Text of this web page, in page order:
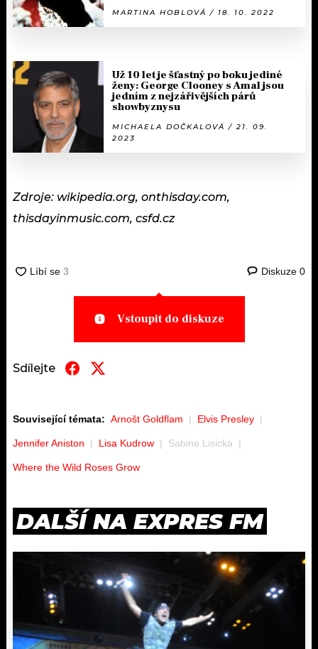
MARTINA HOBLOVÁ / 18. 10. 2022
Už 10 let je šťastný po boku jediné
ženy: George Clooney s Amal jsou
jedním z nejzářivějších párů
showbyznysu
MICHAELA DOČKALOVÁ / 21. 09.
2023
Zdroje: wikipedia.org, onthisday.com,
thisdayinmusic.com, csfd.cz
Diskuze 0
Vstoupit do diskuze
Sdílejte
Související témata: Arnošt Goldflam Elvis Presley
Jennifer Aniston Lisa Kudrow Sabine Lisická
Where the Wild Roses Grow
DALŠÍ NA EXPRES FM